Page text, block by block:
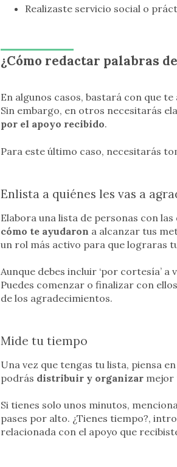
Realizaste servicio social o
¿Cómo redactar palabras
En algunos casos, bastará con que
Sin embargo, en otros necesitarás
por el apoyo recibido.
Para este último caso, necesitarás
Enlista a quiénes les vas a
Elabora una lista de personas con
cómo te ayudaron a alcanzar tus
un rol más activo para que lograras
Aunque debes incluir ‘por cortesía’
Puedes comenzar o finalizar con
de los agradecimientos.
Mide tu tiempo
Una vez que tengas tu lista, piensa
podrás distribuir y organizarmejor
Si tienes solo unos minutos,
pases por alto. ¿Tienes tiempo?,
relacionada con el apoyo que